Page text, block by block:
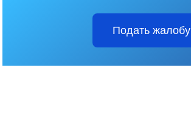
Подать жалобу